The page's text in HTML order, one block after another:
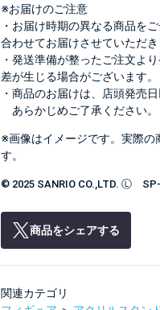
※お届けのご注意
・お届け時期の異なる商品を
合わせてお届けさせていただき
・発送準備が整ったご注文よ
差が生じる場合がございます。
・商品のお届けは、店頭発売日
あらかじめご了承ください。
※画像はイメージです。実際の
す。
© 2025 SANRIO CO.,LTD. Ⓛ
商品をシェアする
関連カテゴリ